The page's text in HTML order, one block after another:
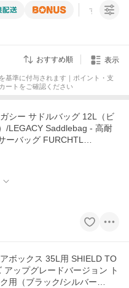
すべての条
おすすめ順 表示
基準に付与されます｜ポイント・支
ートをご確認ください
シー サドルバッグ 12L（ビ
/LEGACY Saddlebag - 高耐
ーバッグ FURCHTL…
ボックス 35L用 SHIELD TO
アップグレードバージョン ト
用（ブラック/シルバー…